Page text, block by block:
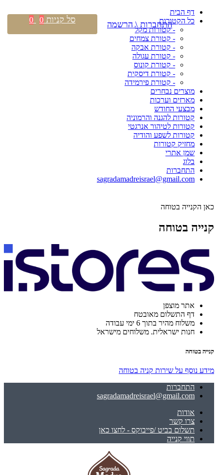
דף הבית
כל הקטורות
- קטורות מקל
- קטורת צמחים
- קטורת אבקה
- קטורת עגולה
- קטורת קונוס
- קטורת דיסקית
- קטורת פירמידה
מוצרים נבחרים
מארזים וערכות
מבצעי החודש
קטורות להגנה והרמוניה
קטורות לטיהור אנרגטי
קטורות לשפע והודיה
מחזיק קטורות
שמן אתרי
בלוג
התחברות
sagradamadreisrael@gmail.com
כאן הקנייה בטוחה
קנייה בטוחה
אתר מוצפן
דף התשלום מאובטח
משלוח מהיר בתוך 6 ימי עבודה
חנות ישראלית. משלוחים מישראל
קנייה בטוחה
מידע נוסף על שירות קניה בטוחה
התחברות
sagradamadreisrael@gmail.com
אודות
צרו קשר
תשלום בביט /פייבוקס - לחצו כאן
תווי קנייה
התחברות \ הרשמה סל קניות 0
0